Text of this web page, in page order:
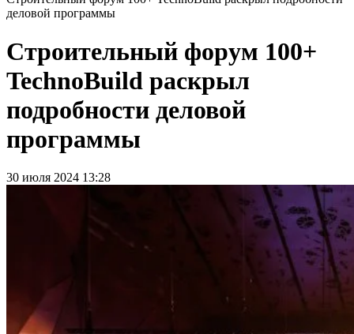
деловой программы
Cтроительный форум 100+
TechnoBuild раскрыл
подробности деловой
программы
30 июля 2024 13:28